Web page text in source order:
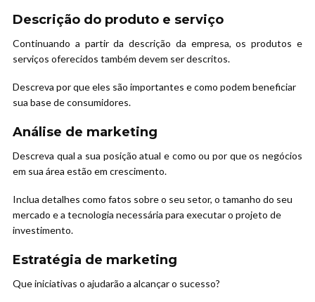
Descrição do produto e serviço
Continuando a partir da descrição da empresa, os produtos e
serviços oferecidos também devem ser descritos.
Descreva por que eles são importantes e como podem beneficiar
sua base de consumidores.
Análise de marketing
Descreva qual a sua posição atual e como ou por que os negócios
em sua área estão em crescimento.
Inclua detalhes como fatos sobre o seu setor, o tamanho do seu
mercado e a tecnologia necessária para executar o projeto de
investimento.
Estratégia de marketing
Que iniciativas o ajudarão a alcançar o sucesso?